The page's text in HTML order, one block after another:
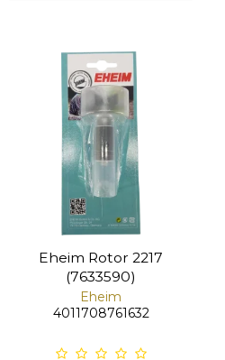
Eheim Rotor 2217
(7633590)
Eheim
4011708761632